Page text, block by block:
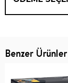
Benzer Ürünler